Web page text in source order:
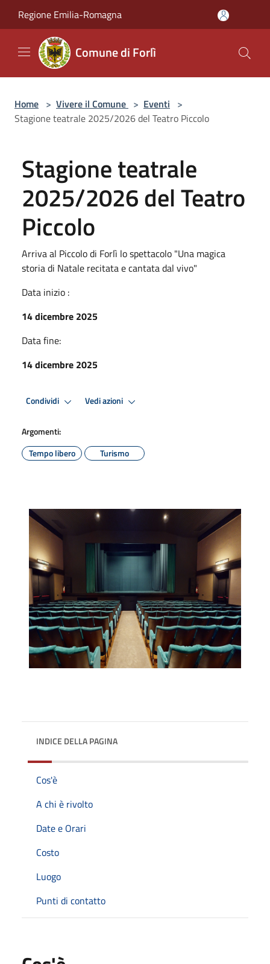
Regione Emilia-Romagna
Comune di Forlì
Home > Vivere il Comune > Eventi >
Stagione teatrale 2025/2026 del Teatro Piccolo
Stagione teatrale
2025/2026 del Teatro
Piccolo
Arriva al Piccolo di Forlì lo spettacolo "Una magica
storia di Natale recitata e cantata dal vivo"
Data inizio :
14 dicembre 2025
Data fine:
14 dicembre 2025
Condividi Vedi azioni
Argomenti:
Tempo libero
Turismo
INDICE DELLA PAGINA
Cos'è
A chi è rivolto
Date e Orari
Costo
Luogo
Punti di contatto